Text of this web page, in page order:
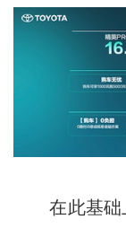
在此基础上